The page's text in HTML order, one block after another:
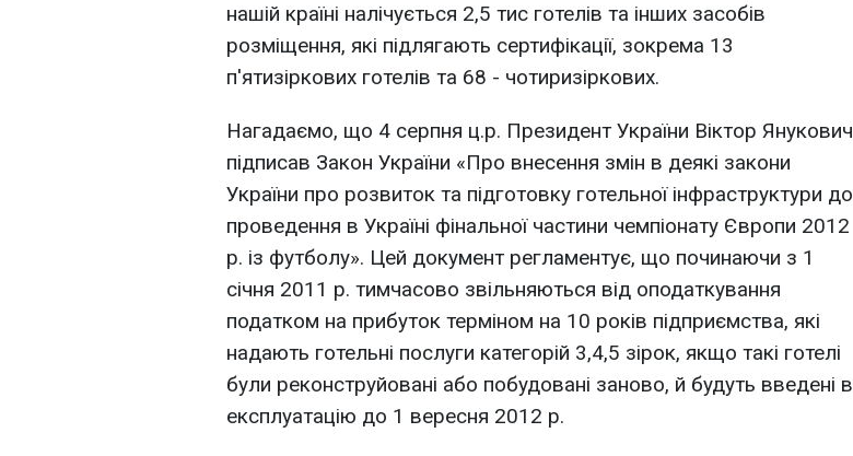
нашій країні налічується 2,5 тис готелiв та iнших засобiв
розмiщення, якi пiдлягають сертифiкацiї, зокрема 13
п'ятизiркових готелiв та 68 - чотиризiркових.
Нагадаємо, що 4 серпня ц.р. Президент України Віктор Янукович
підписав Закон України «Про внесення змін в деякі закони
України про розвиток та підготовку готельної інфраструктури до
проведення в Україні фінальної частини чемпіонату Європи 2012
р. із футболу». Цей документ регламентує, що починаючи з 1
січня 2011 р. тимчасово звільняються від оподаткування
податком на прибуток терміном на 10 років підприємства, які
надають готельні послуги категорій 3,4,5 зірок, якщо такі готелі
були реконструйовані або побудовані заново, й будуть введені в
експлуатацію до 1 вересня 2012 р.